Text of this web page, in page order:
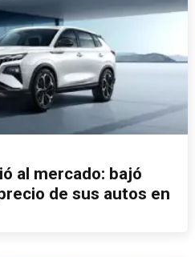
al mercado: bajó
de sus autos en